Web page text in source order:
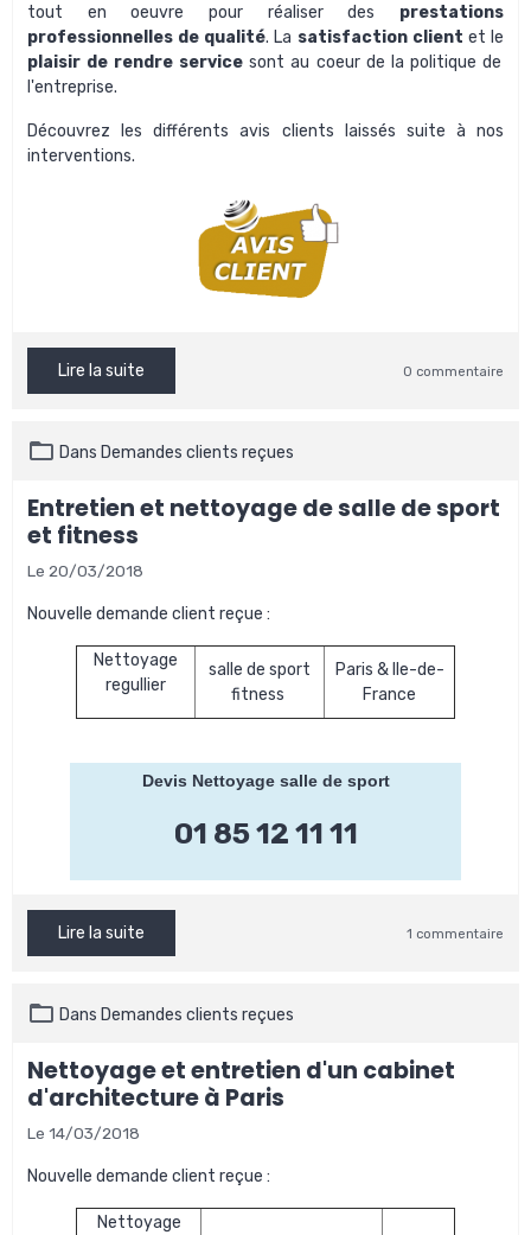
tout en oeuvre pour réaliser des prestations
professionnelles de qualité. La satisfaction client et le
plaisir de rendre service sont au coeur de la politique de
l'entreprise.
Découvrez les différentsavis clients laissés suite à nos
interventions.
Lire la suite 0 commentaire
Dans Demandes clients reçues
Entretien et nettoyage de salle de sport
et fitness
Le 20/03/2018
Nouvelle demande client reçue :
Nettoyage
regullier
salle de sport
fitness
Paris & Ile-de-
France
Devis Nettoyage salle de sport
01 85 12 11 11
Lire la suite 1 commentaire
Dans Demandes clients reçues
Nettoyage et entretien d'un cabinet
d'architecture à Paris
Le 14/03/2018
Nouvelle demande client reçue :
Nettoyage